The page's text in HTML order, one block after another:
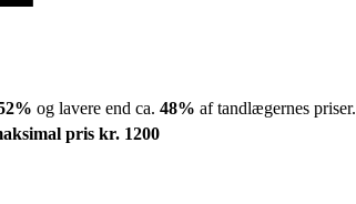
% og lavere end ca. 48% af tandlægernes priser.
pris kr. 1200